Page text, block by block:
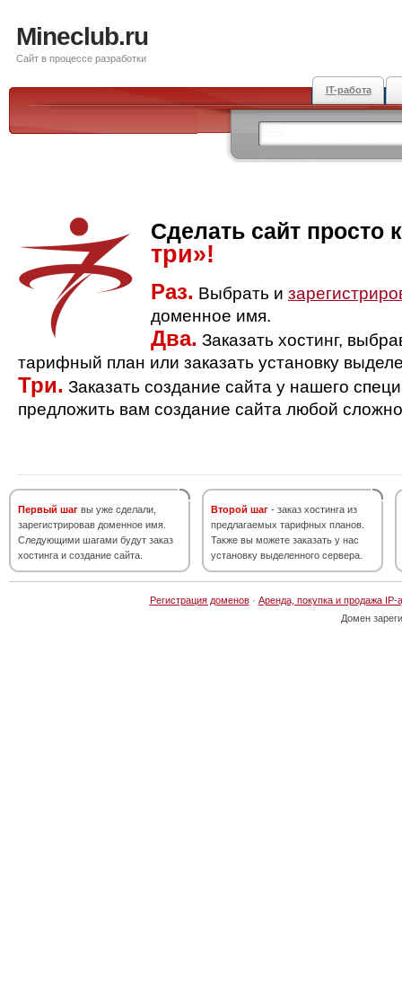
Mineclub.ru
Сайт в процессе разработки
IT-работа
Сделать сайт просто
три»!
Раз. Выбрать и
доменное имя.
Два. Заказать хостинг,
тарифный план или заказать установку
Три. Заказать создание сайта у нашего
предложить вам создание сайта любой
Первый шаг вы уже сделали,
зарегистрировав доменное имя.
Следующими шагами будут заказ
хостинга и создание сайта.
Второй шаг - заказ хостинга из
предлагаемых тарифных планов.
Также вы можете заказать у нас
установку выделенного сервера.
Регистрация доменов· Аренда, покупка и продажа IP-
Домен